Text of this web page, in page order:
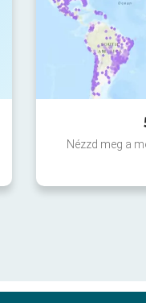
Nézzd meg a